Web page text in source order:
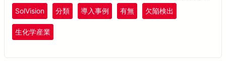
す。
SolVision 分類 導入事例 有無 欠陥検出
生化学産業